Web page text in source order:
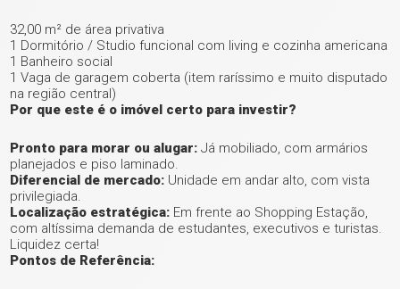
32,00 m² de área privativa
1 Dormitório / Studio funcional com living e cozinha americana
1 Banheiro social
1 Vaga de garagem coberta (item raríssimo e muito disputado
na região central)
Por que este é o imóvel certo para investir?
Pronto para morar ou alugar: Já mobiliado, com armários
planejados e piso laminado.
Diferencial de mercado: Unidade em andar alto, com vista
privilegiada.
Localização estratégica: Em frente ao Shopping Estação,
com altíssima demanda de estudantes, executivos e turistas.
Liquidez certa!
Pontos de Referência: